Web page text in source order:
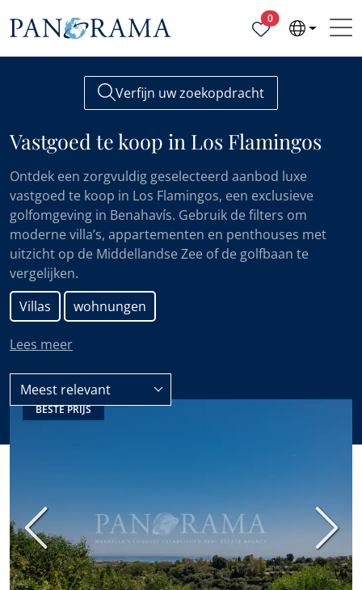
0Geselecteerde
Verfijn uw zoekopdracht
Vastgoed te koop in Los Flamingos
Ontdek een zorgvuldig geselecteerd aanbod luxe
vastgoed te koop in Los Flamingos, een exclusieve
golfomgeving in Benahavís. Gebruik de filters om
moderne villa’s, appartementen en penthouses met
uitzicht op de Middellandse Zee of de golfbaan te
vergelijken.
Villas
wohnungen
Lees meer
Benahavis
Meest relevant
BESTE PRIJS
Vorige